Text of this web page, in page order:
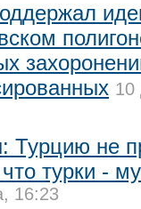
10
Турцию не
что турки -
16:23